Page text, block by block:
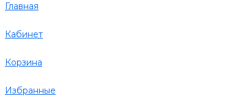
Главная
Кабинет
Корзина
Избранные